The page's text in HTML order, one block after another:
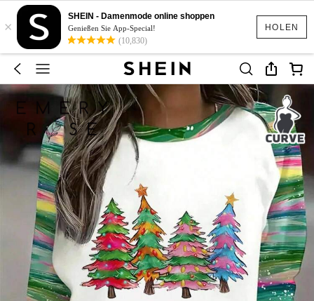
HOLEN
×
SHEIN - Damenmode online shoppen
Genießen Sie App-Special!
(10,830)